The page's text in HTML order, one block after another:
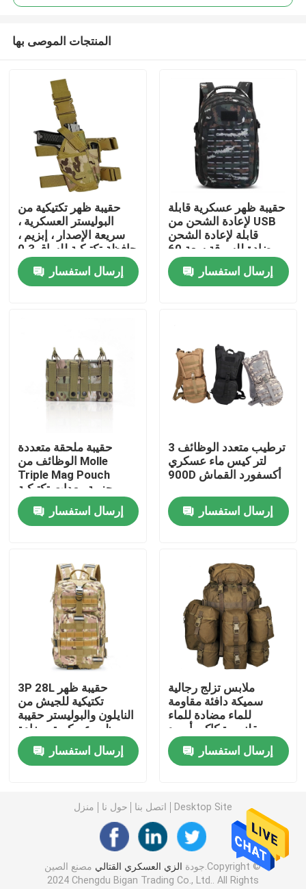
منزل
حول بنا
إتصال
الزي العسكري القتالي
زي التمويه العسكري
درع عسكري باليستي
قمصان عسكرية تكتيكية
حقيبة ظهر عسكرية تكتيكية
سترة عسكرية تكتيكية
أحذية جلدية عسكرية
أحذية اللباس العسكري
معدات التخييم العسكرية
معدات الصيد في الهواء الطلق
قفازات ركوب مقاومة للماء
المنتجات الموصى بها
حقيبة ظهر تكتيكية من
البوليستر العسكرية ،
سريعة الإصدار ، إبزيم ،
حافظة تكتيكية للساق 0.3
كجم
إرسال استفسار
حقيبة ظهر عسكرية قابلة
لإعادة الشحن من USB
قابلة لإعادة الشحن
مضادة للسرقة سعة 60
لترًا مموهة
إرسال استفسار
حقيبة ملحقة متعددة
الوظائف من Molle
Triple Mag Pouch
حزمة معدات تكتيكية
خارجية
إرسال استفسار
ترطيب متعدد الوظائف 3
لتر كيس ماء عسكري
900D أكسفورد القماش
إرسال استفسار
3P 28L حقيبة ظهر
تكتيكية للجيش من
النايلون والبوليستر حقيبة
ظهر عسكرية مضادة
للماء
إرسال استفسار
ملابس تزلج رجالية
سميكة دافئة مقاومة
للماء مضادة للماء
بقلنسوة كاكي أسود
أصفر أبيض
إرسال استفسار
منزل حول نا اتصل بنا Desktop Site
جودة الزي العسكري القتالي مصنع الصين.Copyright ©
2024 Chengdu Bigan Trading Co., Ltd.. All Rights